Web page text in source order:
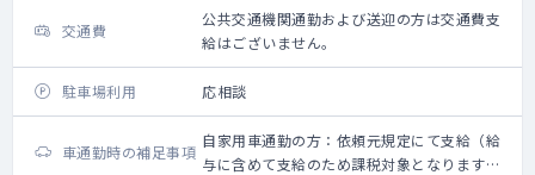
交通費
公共交通機関通勤および送迎の方は交通費支
給はございません。
駐車場利用 応相談
車通勤時の補足事項
自家用車通勤の方：依頼元規定にて支給（給
与に含めて支給のため課税対象となります。